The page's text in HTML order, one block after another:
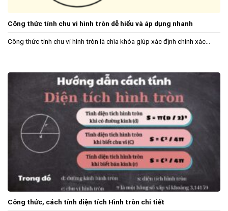
Công thức tính chu vi hình tròn dễ hiểu và áp dụng nhanh
Công thức tính chu vi hình tròn là chìa khóa giúp xác định chính xác...
Công thức, cách tính diện tích Hình tròn chi tiết